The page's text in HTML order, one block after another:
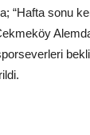
“Hafta sonu